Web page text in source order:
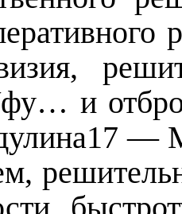
и
—